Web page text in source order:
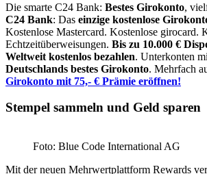
Die smarte C24 Bank: Bestes Girokonto,
C24 Bank: Das einzige kostenlose
Kostenlose Mastercard. Kostenlose girocard.
Echtzeitüberweisungen. Bis zu 10.000 €
Weltweit kostenlos bezahlen. Unterkonten
Deutschlands bestes Girokonto. Mehrfach
Girokonto mit 75,- € Prämie eröffnen!
Stempel sammeln und Geld sparen
Foto: Blue Code International AG
Mit der neuen Mehrwertplattform Rewards